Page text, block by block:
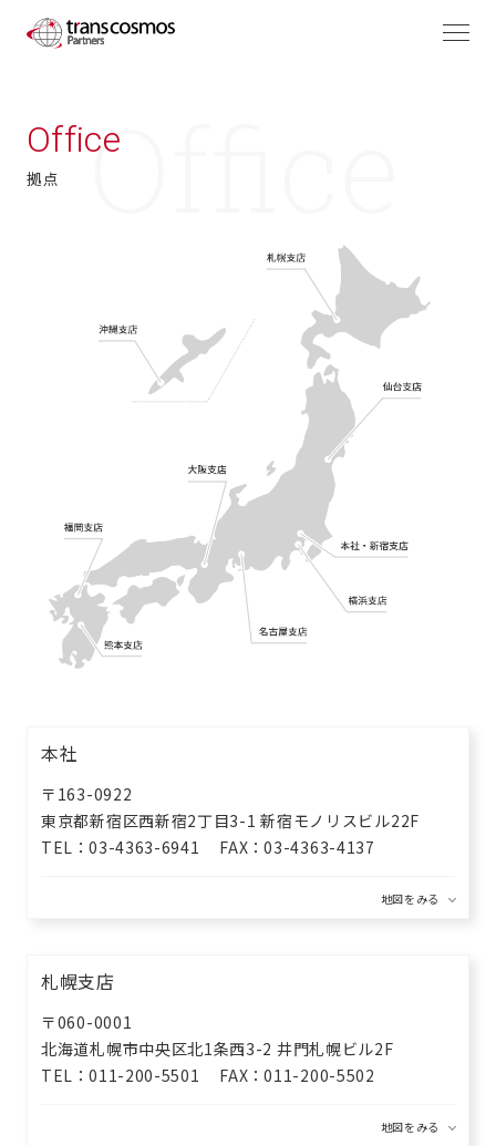
Office
拠点
本社
〒163-0922
東京都新宿区西新宿2丁目3-1新宿モノリスビル22F
TEL
03-4363-6941 FAX 03-4363-4137
札幌支店
〒060-0001
北海道札幌市中央区北1条西3-2 井門札幌ビル2F
TEL
011-200-5501 FAX 011-200-5502